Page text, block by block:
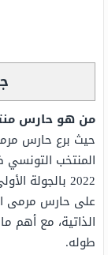
من هو حارس
حيث برع حارس
المنتخب التونسي
2022 بالجولة الأولى، لذلك ومن خلال
على حارس مرمى
الذاتية، مع أهم
طوله.